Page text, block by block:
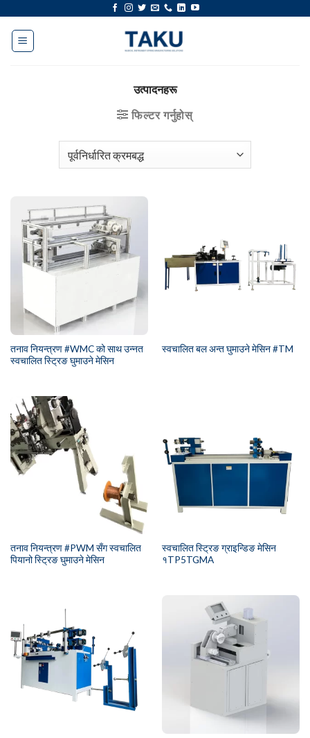
उत्पादनहरू
फिल्टर गर्नुहोस्
तनाव नियन्त्रण #WMC को साथ उन्नत
स्वचालित स्ट्रिङ घुमाउने मेसिन
स्वचालित बल अन्त घुमाउने मेसिन #TM
तनाव नियन्त्रण #PWM सँग स्वचालित
पियानो स्ट्रिङ घुमाउने मेसिन
स्वचालित स्ट्रिङ ग्राइन्डिङ मेसिन
१TP5TGMA